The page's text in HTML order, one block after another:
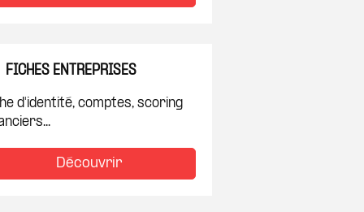
FICHES ENTREPRISES
d'identité, comptes, scoring
Découvrir